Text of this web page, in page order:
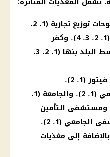
مغذيات الفصل: تشمل لوحات توزيع تجارية (1، 2،
3، 4، 5، 6)، وكفر الجزار (1، 2، 3، 4)، وكفر
السرايا (1، 2، 3، 4)، ووسط البلد بنها (1، 2، 3،
المغذيات الخاصة: تشمل فيتور (1، 2)،
ومستشفى بنها التعليمي (1، 2)، والجامعة (1،
الشرب (1، 2)، ومستشفى التأمين
الصحي (1، 2)، والمستشفى الجامعي (1، 2)،
الحربي (1، 2)، بالإضافة إلى مغذيات